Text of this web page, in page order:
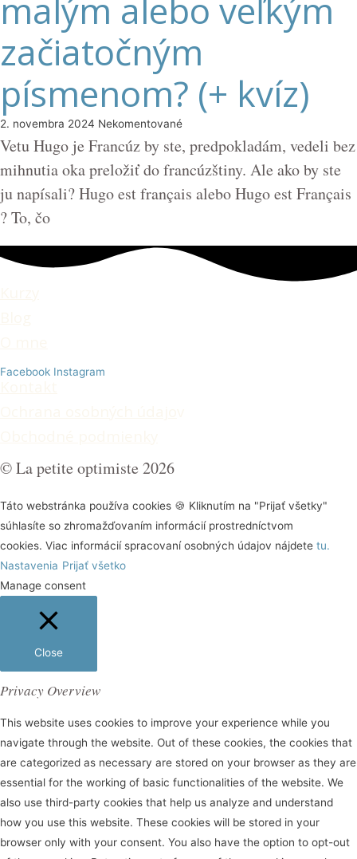
malým alebo veľkým
začiatočným
písmenom? (+ kvíz)
2. novembra 2024 Nekomentované
Vetu Hugo je Francúz by ste, predpokladám, vedeli bez
mihnutia oka preložiť do francúzštiny. Ale ako by ste
ju napísali? Hugo est français alebo Hugo est Français
? To, čo
Facebook Instagram
© La petite optimiste 2026
Táto webstránka používa cookies 🍪 Kliknutím na "Prijať všetky"
súhlasíte so zhromažďovaním informácií prostredníctvom
cookies. Viac informácií spracovaní osobných údajov nájdete tu.
Nastavenia Prijať všetko
Manage consent
Close
Privacy Overview
This website uses cookies to improve your experience while you
navigate through the website. Out of these cookies, the cookies that
are categorized as necessary are stored on your browser as they are
essential for the working of basic functionalities of the website. We
also use third-party cookies that help us analyze and understand
how you use this website. These cookies will be stored in your
browser only with your consent. You also have the option to opt-out